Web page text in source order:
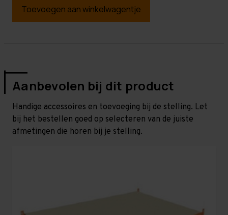
Toevoegen aan winkelwagentje
Aanbevolen bij dit product
Handige accessoires en toevoeging bij de stelling. Let
bij het bestellen goed op selecteren van de juiste
afmetingen die horen bij je stelling.